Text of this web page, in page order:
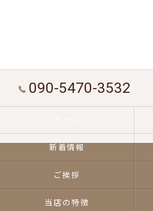
090-5470-3532
新着情報
ご挨拶
当店の特徴